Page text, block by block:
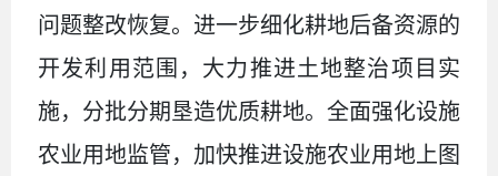
问题整改恢复。进一步细化耕地后备资源的
开发利用范围，大力推进土地整治项目实
施，分批分期垦造优质耕地。全面强化设施
农业用地监管，加快推进设施农业用地上图